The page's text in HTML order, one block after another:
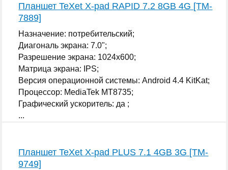
Планшет TeXet X-pad RAPID 7.2 8GB 4G [TM-
7889]
Назначение: потребительский;
Диагональ экрана: 7.0";
Разрешение экрана: 1024x600;
Матрица экрана: IPS;
Версия операционной системы: Android 4.4 KitKat;
Процессор: MediaTek MT8735;
Графический ускоритель: да ;
...
Планшет TeXet X-pad PLUS 7.1 4GB 3G [TM-
9749]